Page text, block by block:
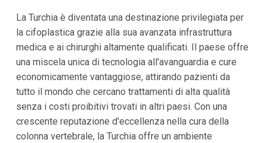
La Turchia è diventata una destinazione privilegiata per
la cifoplastica grazie alla sua avanzata infrastruttura
medica e ai chirurghi altamente qualificati. Il paese offre
una miscela unica di tecnologia all'avanguardia e cure
economicamente vantaggiose, attirando pazienti da
tutto il mondo che cercano trattamenti di alta qualità
senza i costi proibitivi trovati in altri paesi. Con una
crescente reputazione d'eccellenza nella cura della
colonna vertebrale, la Turchia offre un ambiente